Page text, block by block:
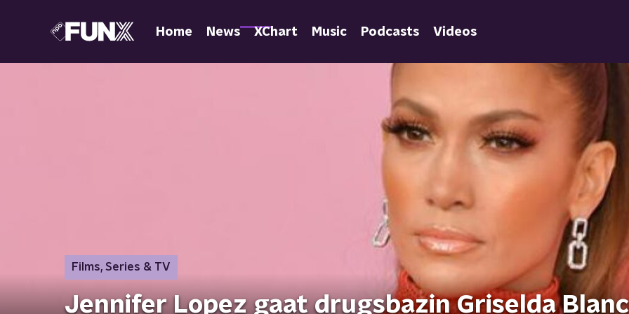
Home News XChart Music Podcasts Videos
Films, Series & TV
Jennifer Lopez gaat drugsbazin Griselda